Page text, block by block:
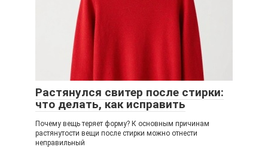
Растянулся свитер после стирки:
что делать, как исправить
Почему вещь теряет форму? К основным причинам
растянутости вещи после стирки можно отнести
неправильный